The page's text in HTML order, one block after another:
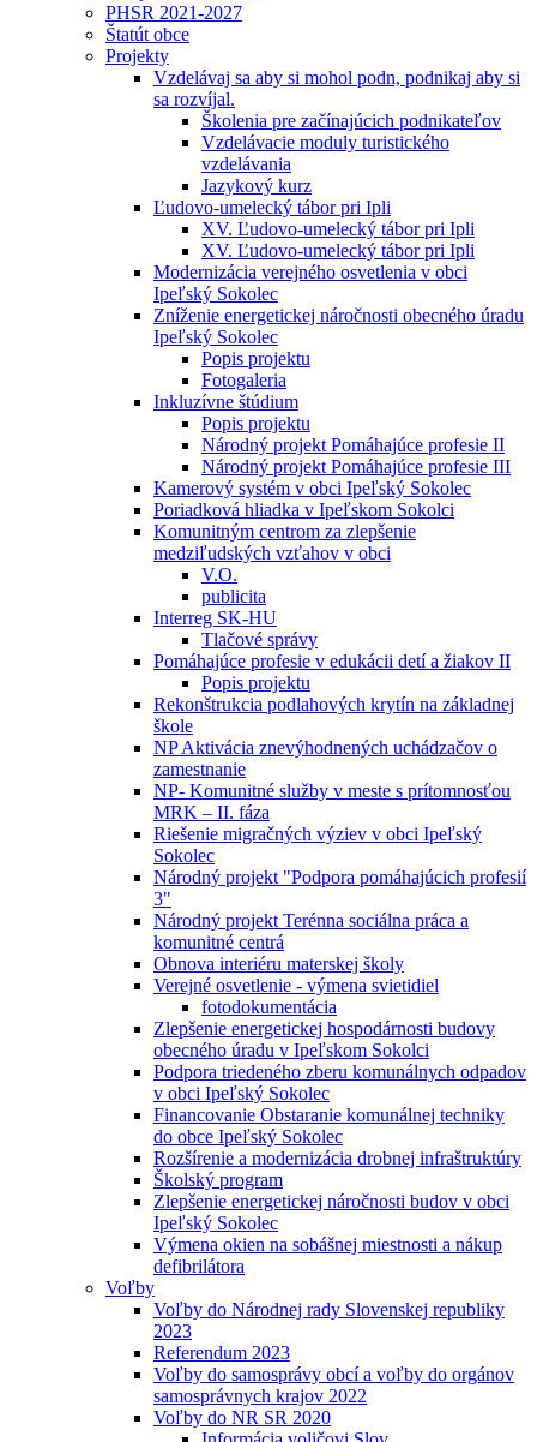
PHSR 2021-2027
Štatút obce
Projekty
Vzdelávaj sa aby si mohol podn, podnikaj aby si
sa rozvíjal.
Školenia pre začínajúcich podnikateľov
Vzdelávacie moduly turistického
vzdelávania
Jazykový kurz
Ľudovo-umelecký tábor pri Ipli
XV. Ľudovo-umelecký tábor pri Ipli
XV. Ľudovo-umelecký tábor pri Ipli
Modernizácia verejného osvetlenia v obci
Ipeľský Sokolec
Zníženie energetickej náročnosti obecného úradu
Ipeľský Sokolec
Popis projektu
Fotogaleria
Inkluzívne štúdium
Popis projektu
Národný projekt Pomáhajúce profesie II
Národný projekt Pomáhajúce profesie III
Kamerový systém v obci Ipeľský Sokolec
Poriadková hliadka v Ipeľskom Sokolci
Komunitným centrom za zlepšenie
medziľudských vzťahov v obci
V.O.
publicita
Interreg SK-HU
Tlačové správy
Pomáhajúce profesie v edukácii detí a žiakov II
Popis projektu
Rekonštrukcia podlahových krytín na základnej
škole
NP Aktivácia znevýhodnených uchádzačov o
zamestnanie
NP- Komunitné služby v meste s prítomnosťou
MRK – II. fáza
Riešenie migračných výziev v obci Ipeľský
Sokolec
Národný projekt "Podpora pomáhajúcich profesií
3"
Národný projekt Terénna sociálna práca a
komunitné centrá
Obnova interiéru materskej školy
Verejné osvetlenie - výmena svietidiel
fotodokumentácia
Zlepšenie energetickej hospodárnosti budovy
obecného úradu v Ipeľskom Sokolci
Podpora triedeného zberu komunálnych odpadov
v obci Ipeľský Sokolec
Financovanie Obstaranie komunálnej techniky
do obce Ipeľský Sokolec
Rozšírenie a modernizácia drobnej infraštruktúry
Školský program
Zlepšenie energetickej náročnosti budov v obci
Ipeľský Sokolec
Výmena okien na sobášnej miestnosti a nákup
defibrilátora
Voľby
Voľby do Národnej rady Slovenskej republiky
2023
Referendum 2023
Voľby do samosprávy obcí a voľby do orgánov
samosprávnych krajov 2022
Voľby do NR SR 2020